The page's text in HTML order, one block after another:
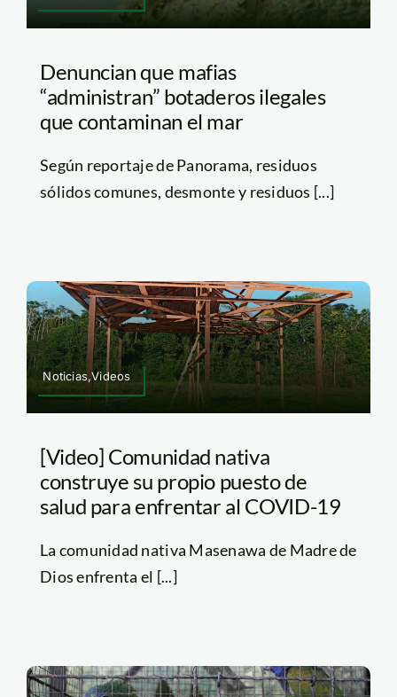
Denuncian que mafias
“administran” botaderos ilegales
que contaminan el mar
Según reportaje de Panorama, residuos
sólidos comunes, desmonte y residuos [...]
Noticias,Videos
[Video] Comunidad nativa
construye su propio puesto de
salud para enfrentar al COVID-19
La comunidad nativa Masenawa de Madre de
Dios enfrenta el [...]